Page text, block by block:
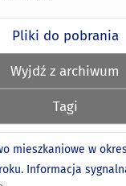
Pliki do pobrania
Wyjdź z archiwum
Tagi
mieszkaniowe w
Informacja